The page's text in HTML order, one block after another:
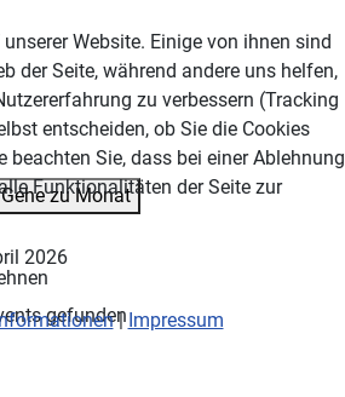
Gehe zu Monat
2026
gefunden
Website. Einige von ihnen sind
der Seite, während andere uns helfen,
zu verbessern (Tracking
entscheiden, ob Sie die Cookies
beachten Sie, dass bei einer Ablehnung
Funktionalitäten der Seite zur
|Impressum